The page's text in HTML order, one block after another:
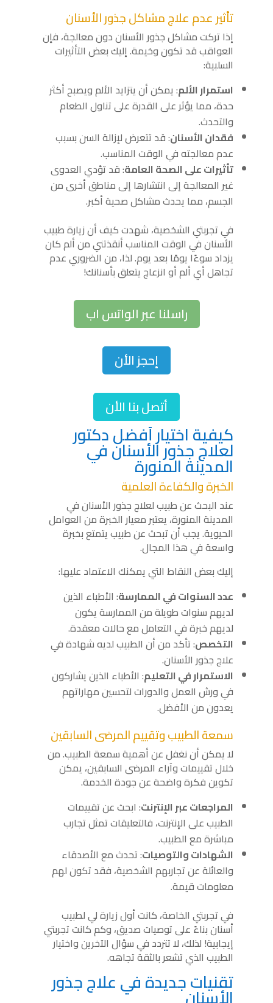
تأثير عدم علاج مشاكل جذور الأسنان
إذا تركت مشاكل جذور الأسنان دون معالجة، فإن
العواقب قد تكون وخيمة. إليك بعض التأثيرات
السلبية:
استمرار الألم: يمكن أن يتزايد الألم ويصبح أكثر
حدة، مما يؤثر على القدرة على تناول الطعام
والتحدث.
فقدان الأسنان: قد تتعرض لإزالة السن بسبب
عدم معالجته في الوقت المناسب.
تأثيرات على الصحة العامة: قد تؤدي العدوى
غير المعالجة إلى انتشارها إلى مناطق أخرى من
الجسم، مما يحدث مشاكل صحية أكبر.
في تجربتي الشخصية، شهدت كيف أن زيارة طبيب
الأسنان في الوقت المناسب أنقذتني من ألم كان
يزداد سوءًا يومًا بعد يوم. لذا، من الضروري عدم
تجاهل أي ألم أو انزعاج يتعلق بأسنانك!
راسلنا عبر الواتس اب
إحجز الأن
أتصل بنا الأن
كيفية اختيار أفضل دكتور
لعلاج جذور الأسنان في
المدينة المنورة
الخبرة والكفاءة العلمية
عند البحث عن طبيب لعلاج جذور الأسنان في
المدينة المنورة، يعتبر معيار الخبرة من العوامل
الحيوية. يجب أن تبحث عن طبيب يتمتع بخبرة
واسعة في هذا المجال.
إليك بعض النقاط التي يمكنك الاعتماد عليها:
عدد السنوات في الممارسة: الأطباء الذين
لديهم سنوات طويلة من الممارسة يكون
لديهم خبرة في التعامل مع حالات معقدة.
التخصص: تأكد من أن الطبيب لديه شهادة في
علاج جذور الأسنان.
الاستمرار في التعليم: الأطباء الذين يشاركون
في ورش العمل والدورات لتحسين مهاراتهم
يعدون من الأفضل.
سمعة الطبيب وتقييم المرضى السابقين
لا يمكن أن نغفل عن أهمية سمعة الطبيب. من
خلال تقييمات وآراء المرضى السابقين، يمكن
تكوين فكرة واضحة عن جودة الخدمة.
المراجعات عبر الإنترنت: ابحث عن تقييمات
الطبيب على الإنترنت، فالتعليقات تمثل تجارب
مباشرة مع الطبيب.
الشهادات والتوصيات: تحدث مع الأصدقاء
والعائلة عن تجاربهم الشخصية، فقد تكون لهم
معلومات قيمة.
في تجربتي الخاصة، كانت أول زيارة لي لطبيب
أسنان بناءً على توصيات صديق، وكم كانت تجربتي
إيجابية! لذلك، لا تتردد في سؤال الآخرين واختيار
الطبيب الذي تشعر بالثقة تجاهه.
تقنيات جديدة في علاج جذور